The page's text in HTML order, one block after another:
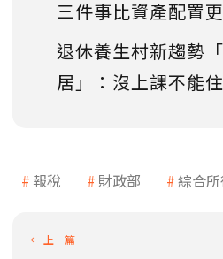
三件事比資產配置
退休養生村新趨勢
居」：沒上課不能
報稅 財政部 綜合